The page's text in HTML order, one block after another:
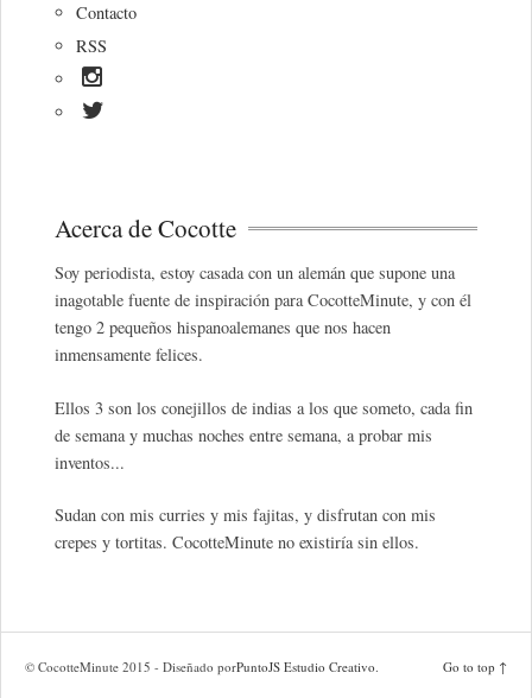
Contacto
RSS
Acerca de Cocotte
Soy periodista, estoy casada con un alemán que supone una
inagotable fuente de inspiración para CocotteMinute, y con él
tengo 2 pequeños hispanoalemanes que nos hacen
inmensamente felices.
Ellos 3 son los conejillos de indias a los que someto, cada fin
de semana y muchas noches entre semana, a probar mis
inventos...
Sudan con mis curries y mis fajitas, y disfrutan con mis
crepes y tortitas. CocotteMinute no existiría sin ellos.
© CocotteMinute 2015 - Diseñado porPuntoJS Estudio Creativo Go to top ↑